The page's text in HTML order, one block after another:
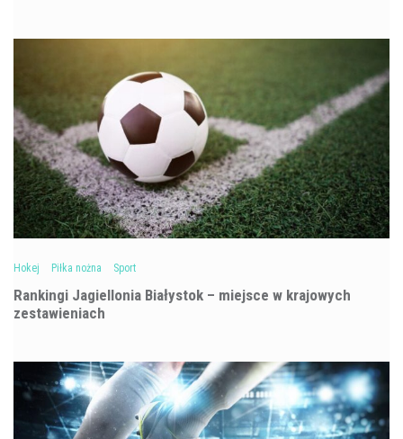
Hokej Piłka nożna Sport
Rankingi Jagiellonia Białystok – miejsce w krajowych
zestawieniach